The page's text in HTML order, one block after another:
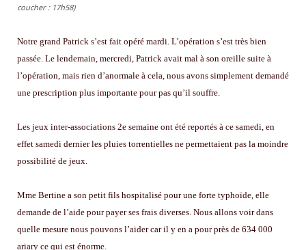
coucher : 17h58)
Notre grand Patrick s’est fait opéré mardi. L’opération s’est très bien
passée. Le lendemain, mercredi, Patrick avait mal à son oreille suite à
l’opération, mais rien d’anormale à cela, nous avons simplement demandé
une prescription plus importante pour pas qu’il souffre.
Les jeux inter-associations 2e semaine ont été reportés à ce samedi, en
effet samedi dernier les pluies torrentielles ne permettaient pas la moindre
possibilité de jeux.
Mme Bertine a son petit fils hospitalisé pour une forte typhoïde, elle
demande de l’aide pour payer ses frais diverses. Nous allons voir dans
quelle mesure nous pouvons l’aider car il y en a pour près de 634 000
ariary ce qui est énorme.